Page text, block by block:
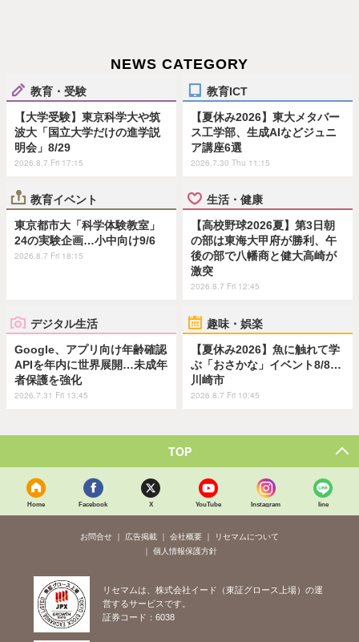
NEWS CATEGORY
教育・受験
【大学受験】東京科学大や筑
波大「国立大学だけの進学説
明会」8/29
2026.8.7 Fri 17:15
教育ICT
【夏休み2026】東大メタバー
ス工学部、生成AIなどジュニ
ア講座6選
2026.7.30 Thu 11:15
教育イベント
東京都市大「科学体験教室」
24の実験企画…小中向け9/6
2026.8.7 Fri 18:15
生活・健康
【高校野球2026夏】第3日朝
の部は東海大甲府が勝利、午
後の部で八幡商と健大高崎が
激突
2026.8.7 Fri 12:45
デジタル生活
Google、アプリ向け年齢確認
APIを年内に世界展開…未成年
者保護を強化
2026.7.31 Fri 13:45
趣味・娯楽
【夏休み2026】魚に触れて学
ぶ「おさかな」イベント8/8…
川崎市
2026.8.7 Fri 10:45
TOP
Home Facebook X YouTube Instagram line
お問合せ 広告掲載 会社概要
リセマムについて
個人情報保護方針
リセマムは、株式会社イード（東証グロース上場）の運
営するサービスです。
証券コード：6038